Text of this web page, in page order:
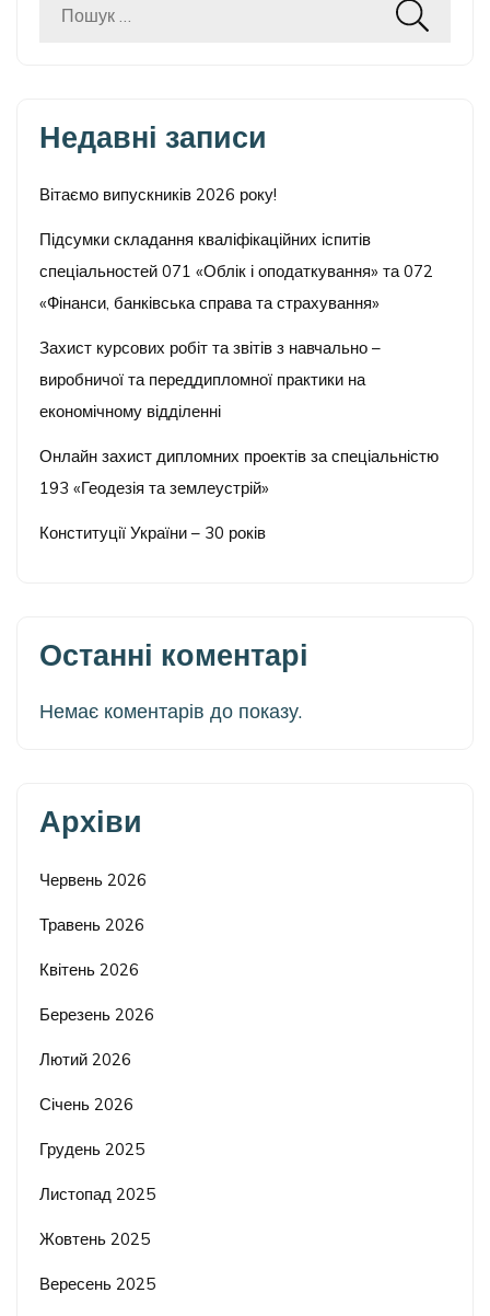
Пошук:
Недавні записи
Вітаємо випускників 2026 року!
Підсумки складання кваліфікаційних іспитів
спеціальностей 071 «Облік і оподаткування» та 072
«Фінанси, банківська справа та страхування»
Захист курсових робіт та звітів з навчально –
виробничої та переддипломної практики на
економічному відділенні
Онлайн захист дипломних проектів за спеціальністю
193 «Геодезія та землеустрій»
Конституції України – 30 років
Останні коментарі
Немає коментарів до показу.
Архіви
Червень 2026
Травень 2026
Квітень 2026
Березень 2026
Лютий 2026
Січень 2026
Грудень 2025
Листопад 2025
Жовтень 2025
Вересень 2025